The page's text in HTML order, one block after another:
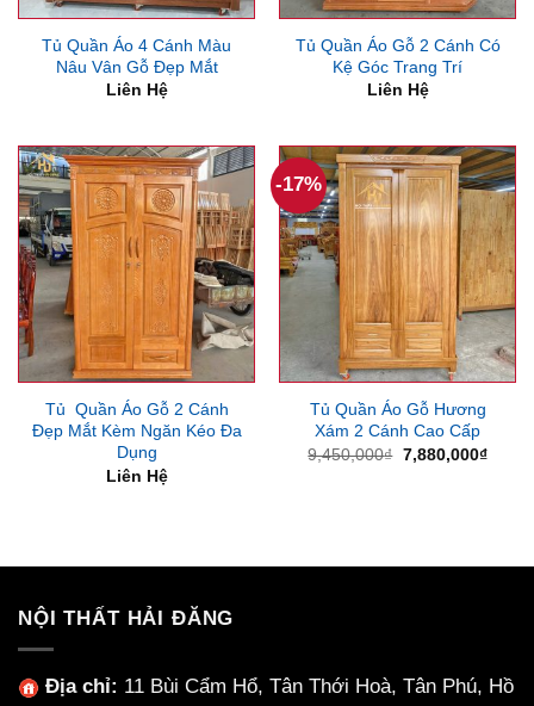
Tủ Quần Áo 4 Cánh Màu
Nâu Vân Gỗ Đẹp Mắt
Liên Hệ
Tủ Quần Áo Gỗ 2 Cánh Có
Kệ Góc Trang Trí
Liên Hệ
Tủ Quần Áo Gỗ 2 Cánh
Đẹp Mắt Kèm Ngăn Kéo Đa
Dụng
Liên Hệ
-17%
Tủ Quần Áo Gỗ Hương
Xám 2 Cánh Cao Cấp
9,450,000₫ Giá
gốc
7,880,000₫Giá
NỘI THẤT HẢI ĐĂNG
Địa chỉ: 11 Bùi Cẩm Hổ, Tân Thới Hoà, Tân Phú, Hồ